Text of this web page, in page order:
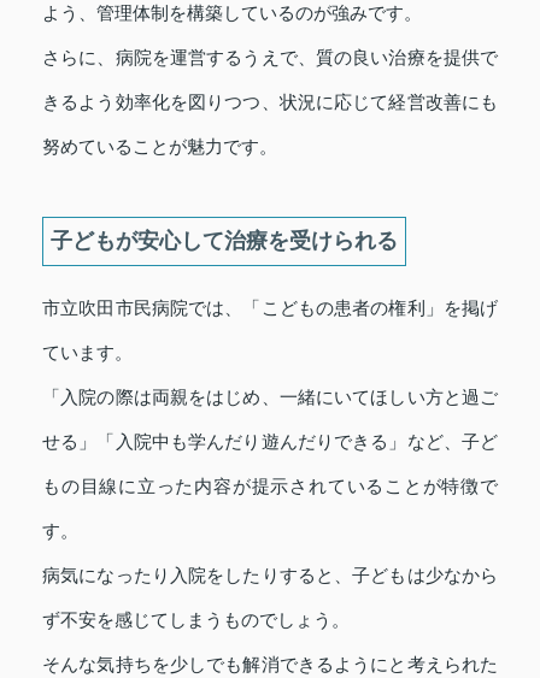
よう、管理体制を構築しているのが強みです。
さらに、病院を運営するうえで、質の良い治療を提供で
きるよう効率化を図りつつ、状況に応じて経営改善にも
努めていることが魅力です。
子どもが安心して治療を受けられる
市立吹田市民病院では、「こどもの患者の権利」を掲げ
ています。
「入院の際は両親をはじめ、一緒にいてほしい方と過ご
せる」「入院中も学んだり遊んだりできる」など、子ど
もの目線に立った内容が提示されていることが特徴で
す。
病気になったり入院をしたりすると、子どもは少なから
ず不安を感じてしまうものでしょう。
そんな気持ちを少しでも解消できるようにと考えられた